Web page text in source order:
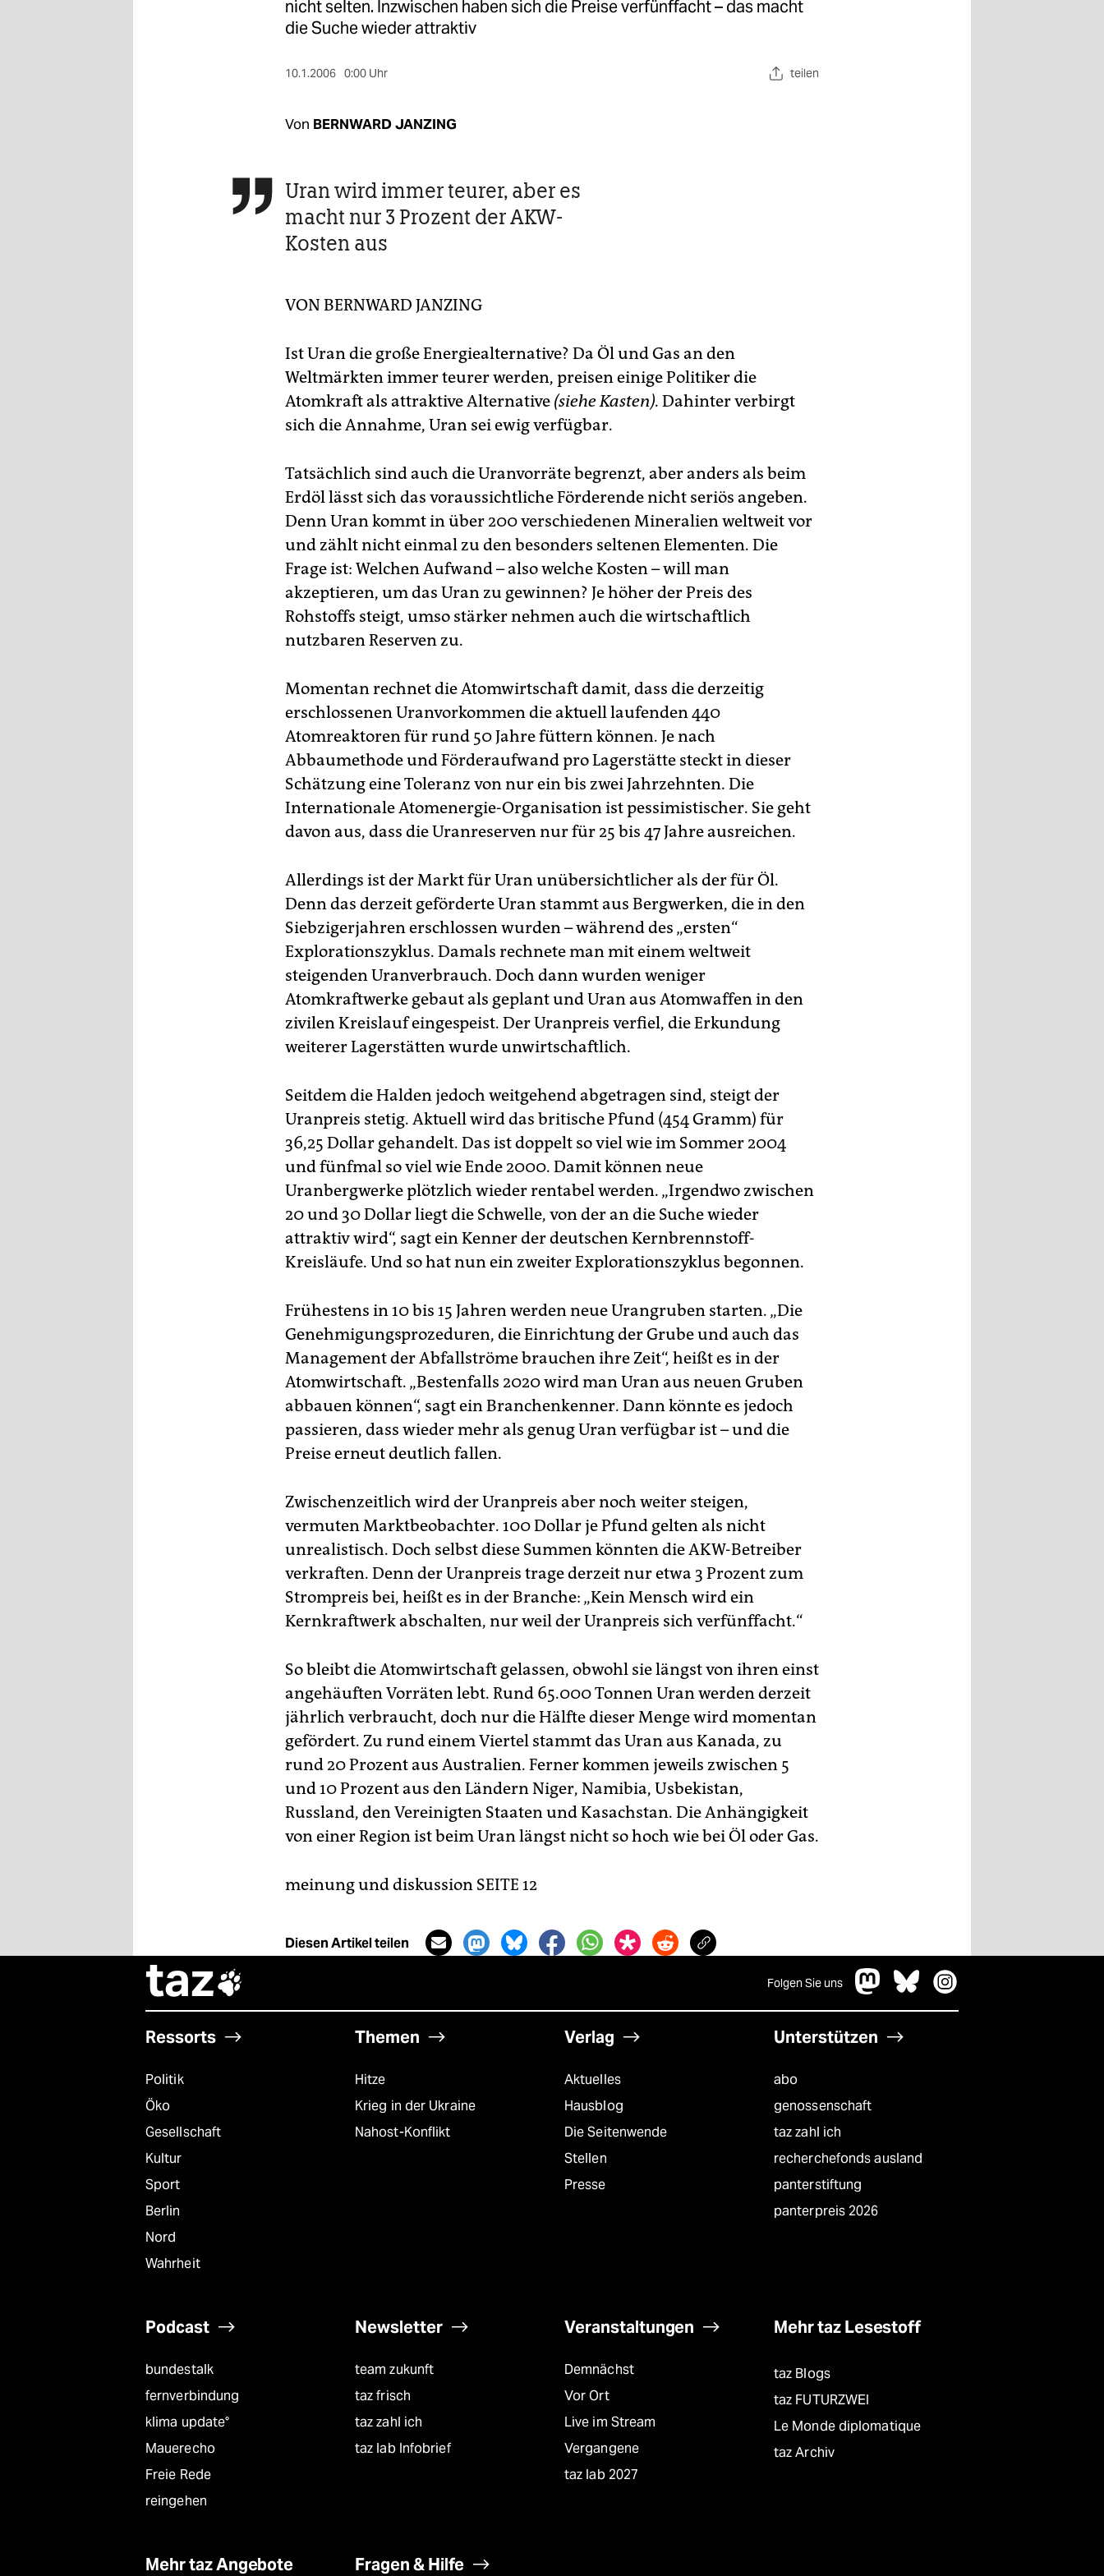
veranstaltungen
nicht selten. Inzwischen haben sich die Preise verfünffacht – das macht
die Suche wieder attraktiv
10.1.2006 0:00 Uhr teilen
Von BERNWARD JANZING
 Uran wird immer teurer, aber es
macht nur 3 Prozent der AKW-
Kosten aus
VON BERNWARD JANZING
Ist Uran die große Energiealternative? Da Öl und Gas an den
Weltmärkten immer teurer werden, preisen einige Politiker die
Atomkraft als attraktive Alternative (siehe Kasten). Dahinter verbirgt
sich die Annahme, Uran sei ewig verfügbar.
Tatsächlich sind auch die Uranvorräte begrenzt, aber anders als beim
Erdöl lässt sich das voraussichtliche Förderende nicht seriös angeben.
Denn Uran kommt in über 200 verschiedenen Mineralien weltweit vor
und zählt nicht einmal zu den besonders seltenen Elementen. Die
Frage ist: Welchen Aufwand – also welche Kosten – will man
akzeptieren, um das Uran zu gewinnen? Je höher der Preis des
Rohstoffs steigt, umso stärker nehmen auch die wirtschaftlich
nutzbaren Reserven zu.
Momentan rechnet die Atomwirtschaft damit, dass die derzeitig
erschlossenen Uranvorkommen die aktuell laufenden 440
Atomreaktoren für rund 50 Jahre füttern können. Je nach
Abbaumethode und Förderaufwand pro Lagerstätte steckt in dieser
Schätzung eine Toleranz von nur ein bis zwei Jahrzehnten. Die
Internationale Atomenergie-Organisation ist pessimistischer. Sie geht
davon aus, dass die Uranreserven nur für 25 bis 47 Jahre ausreichen.
Allerdings ist der Markt für Uran unübersichtlicher als der für Öl.
Denn das derzeit geförderte Uran stammt aus Bergwerken, die in den
Siebzigerjahren erschlossen wurden – während des „ersten“
Explorationszyklus. Damals rechnete man mit einem weltweit
steigenden Uranverbrauch. Doch dann wurden weniger
Atomkraftwerke gebaut als geplant und Uran aus Atomwaffen in den
zivilen Kreislauf eingespeist. Der Uranpreis verfiel, die Erkundung
weiterer Lagerstätten wurde unwirtschaftlich.
Seitdem die Halden jedoch weitgehend abgetragen sind, steigt der
Uranpreis stetig. Aktuell wird das britische Pfund (454 Gramm) für
36,25 Dollar gehandelt. Das ist doppelt so viel wie im Sommer 2004
und fünfmal so viel wie Ende 2000. Damit können neue
Uranbergwerke plötzlich wieder rentabel werden. „Irgendwo zwischen
20 und 30 Dollar liegt die Schwelle, von der an die Suche wieder
attraktiv wird“, sagt ein Kenner der deutschen Kernbrennstoff-
Kreisläufe. Und so hat nun ein zweiter Explorationszyklus begonnen.
Frühestens in 10 bis 15 Jahren werden neue Urangruben starten. „Die
Genehmigungsprozeduren, die Einrichtung der Grube und auch das
Management der Abfallströme brauchen ihre Zeit“, heißt es in der
Atomwirtschaft. „Bestenfalls 2020 wird man Uran aus neuen Gruben
abbauen können“, sagt ein Branchenkenner. Dann könnte es jedoch
passieren, dass wieder mehr als genug Uran verfügbar ist – und die
Preise erneut deutlich fallen.
Zwischenzeitlich wird der Uranpreis aber noch weiter steigen,
vermuten Marktbeobachter. 100 Dollar je Pfund gelten als nicht
unrealistisch. Doch selbst diese Summen könnten die AKW-Betreiber
verkraften. Denn der Uranpreis trage derzeit nur etwa 3 Prozent zum
Strompreis bei, heißt es in der Branche: „Kein Mensch wird ein
Kernkraftwerk abschalten, nur weil der Uranpreis sich verfünffacht.“
So bleibt die Atomwirtschaft gelassen, obwohl sie längst von ihren einst
angehäuften Vorräten lebt. Rund 65.000 Tonnen Uran werden derzeit
jährlich verbraucht, doch nur die Hälfte dieser Menge wird momentan
gefördert. Zu rund einem Viertel stammt das Uran aus Kanada, zu
rund 20 Prozent aus Australien. Ferner kommen jeweils zwischen 5
und 10 Prozent aus den Ländern Niger, Namibia, Usbekistan,
Russland, den Vereinigten Staaten und Kasachstan. Die Anhängigkeit
von einer Region ist beim Uran längst nicht so hoch wie bei Öl oder Gas.
meinung und diskussion SEITE 12
Diesen Artikel teilen
taz Folgen Sie uns
Ressorts
Politik
Öko
Gesellschaft
Kultur
Sport
Berlin
Nord
Wahrheit
Themen
Hitze
Krieg in der Ukraine
Nahost-Konflikt
Verlag
Aktuelles
Hausblog
Die Seitenwende
Stellen
Presse
Unterstützen
abo
genossenschaft
taz zahl ich
recherchefonds ausland
panterstiftung
panterpreis 2026
Podcast
bundestalk
fernverbindung
klima update°
Mauerecho
Freie Rede
reingehen
Newsletter
team zukunft
taz frisch
taz zahl ich
taz lab Infobrief
Veranstaltungen
Demnächst
Vor Ort
Live im Stream
Vergangene
taz lab 2027
Mehr taz Lesestoff
taz Blogs
taz FUTURZWEI
Le Monde diplomatique
taz Archiv
Mehr taz Angebote Fragen & Hilfe